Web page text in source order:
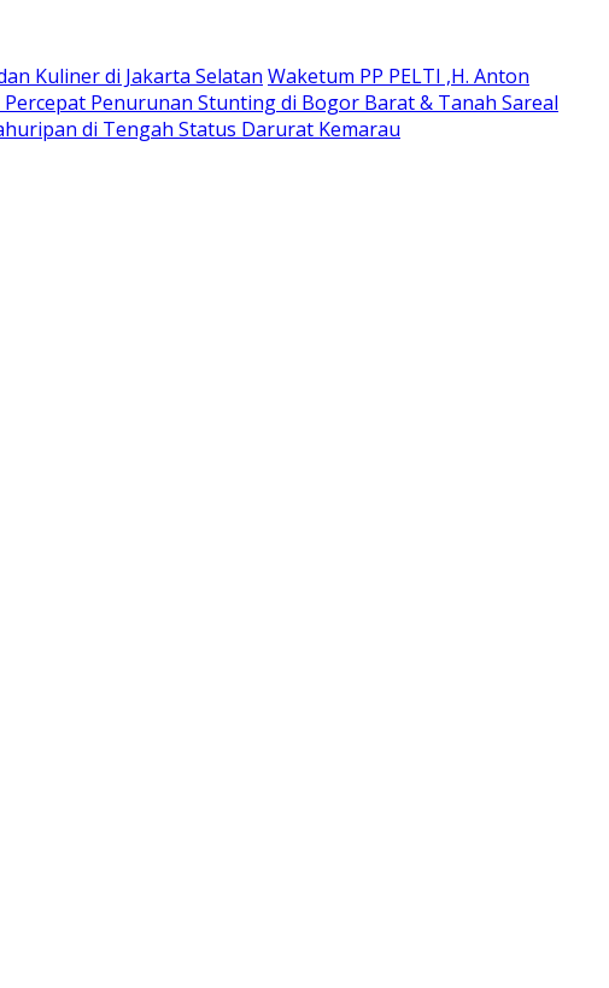
Kuliner di Jakarta Selatan Waketum PP PELTI ,H. Anton
Penurunan Stunting di Bogor Barat & Tanah Sareal
di Tengah Status Darurat Kemarau